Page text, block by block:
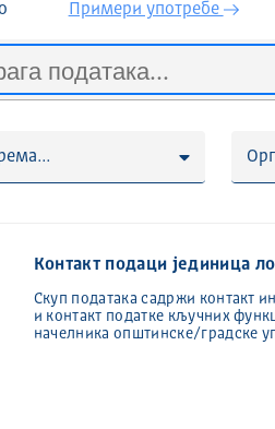
Примери употребе
Контакт подаци јединица
Скуп података садржи контакт
и контакт податке кључних
начелника општинске/градске